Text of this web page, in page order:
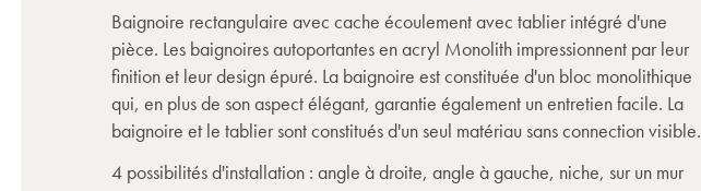
Baignoire rectangulaire avec cache écoulement avec tablier intégré d'une
pièce. Les baignoires autoportantes en acryl Monolith impressionnent par leur
finition et leur design épuré. La baignoire est constituée d'un bloc monolithique
qui, en plus de son aspect élégant, garantie également un entretien facile. La
baignoire et le tablier sont constitués d'un seul matériau sans connection visible.
4 possibilités d'installation : angle à droite, angle à gauche, niche, sur un mur